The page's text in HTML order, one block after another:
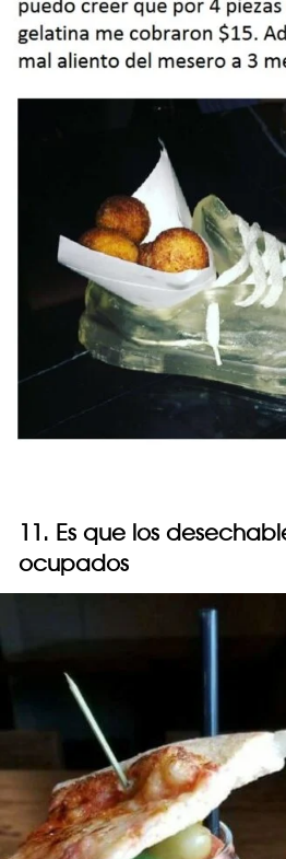
11. Es que los
ocupados